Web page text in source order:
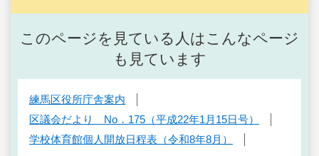
このページを見ている人はこんなページ
も見ています
練馬区役所庁舎案内
区議会だより No．175（平成22年1月15日号）
学校体育館個人開放日程表（令和8年8月）